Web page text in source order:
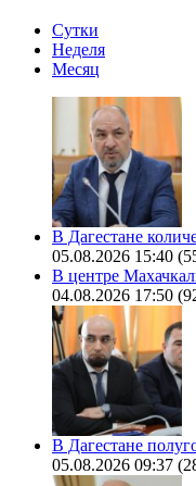
Сутки
Неделя
Месяц
В Дагестане
05.08.2026 15:40
В центре
04.08.2026 17:50
В Дагестане
05.08.2026 09:37